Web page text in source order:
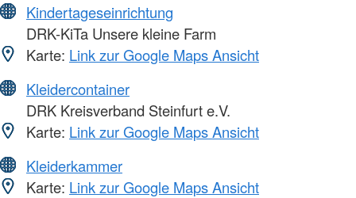
Kindertageseinrichtung
DRK-KiTa Unsere kleine Farm
Karte: Link zur Google Maps Ansicht
Kleidercontainer
DRK Kreisverband Steinfurt e.V.
Karte: Link zur Google Maps Ansicht
Kleiderkammer
Karte: Link zur Google Maps Ansicht